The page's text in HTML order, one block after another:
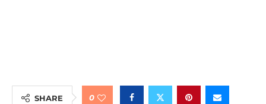
SHARE 0